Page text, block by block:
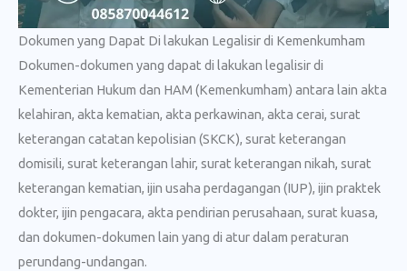
Dokumen yang Dapat Di lakukan Legalisir di Kemenkumham
Dokumen-dokumen yang dapat di lakukan legalisir di
Kementerian Hukum dan HAM (Kemenkumham) antara lain akta
kelahiran, akta kematian, akta perkawinan, akta cerai, surat
keterangan catatan kepolisian (SKCK), surat keterangan
domisili, surat keterangan lahir, surat keterangan nikah, surat
keterangan kematian, ijin usaha perdagangan (IUP), ijin praktek
dokter, ijin pengacara, akta pendirian perusahaan, surat kuasa,
dan dokumen-dokumen lain yang di atur dalam peraturan
perundang-undangan.